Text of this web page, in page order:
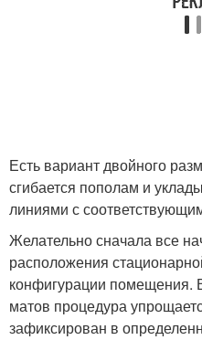
Есть вариант двойного
сгибается пополам и
линиями с
Желательно сначала все
расположения
конфигурации помещения.
матов процедура
зафиксирован в